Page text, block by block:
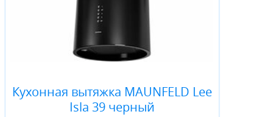
Кухонная вытяжка MAUNFELD Lee
Isla 39 черный